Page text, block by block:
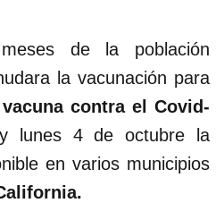
de la población
la vacunación para
vacuna contra el Covid-
lunes 4 de octubre la
en varios municipios